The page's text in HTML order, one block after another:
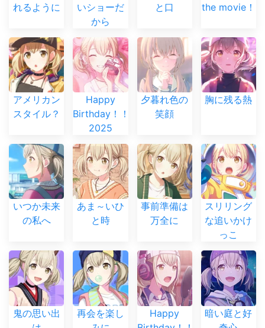
れるように
いショーだ
から
と口
the movie！
アメリカン
スタイル？
Happy
Birthday！！
2025
夕暮れ色の
笑顔
胸に残る熱
いつか未来
の私へ
あま～いひ
と時
事前準備は
万全に
スリリング
な追いかけ
っこ
鬼の思い出
再会を楽し
Happy
暗い庭と好